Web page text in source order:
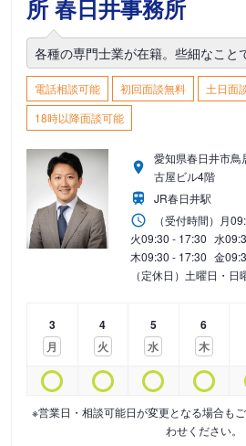
所 春日井事務所
各種の専門士業が在籍。些細なこと
電話相談可能 初回面談無料
土日面
18時以降面談可能
愛知県春日井市鳥
古屋ビル4階
JR春日井駅
（受付時間） 月
火09:30 - 17:30 水
木09:30 - 17:30 金
（定休日）土曜日・日
3
月
4
火
5
水
6
木
※営業日・相談可能日が変更となる場合も
わせください。